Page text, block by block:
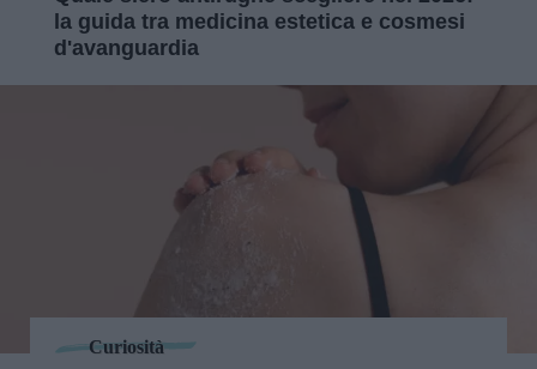
la guida tra medicina estetica e cosmesi
d'avanguardia
Curiosità